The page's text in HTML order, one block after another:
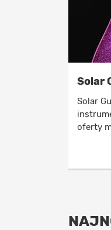
Solar
Solar
oferty